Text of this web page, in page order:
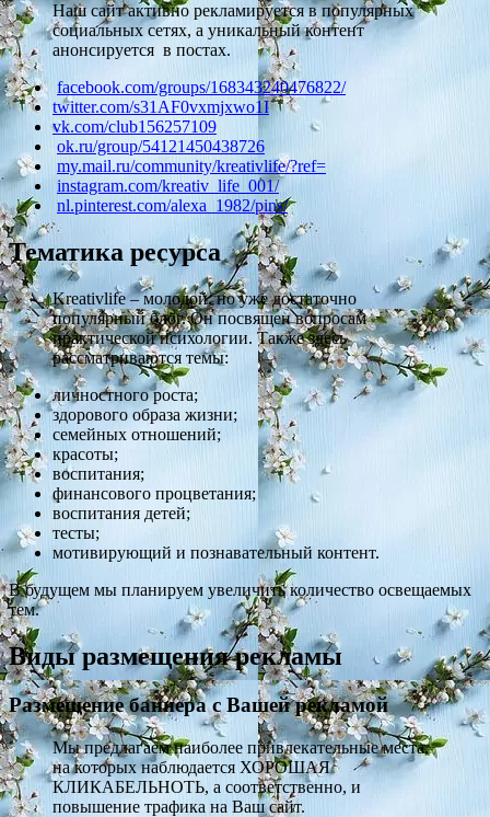
Наш сайт активно рекламируется в популярных
социальных сетях, а уникальный контент
анонсируется в постах.
facebook.com/groups/168343240476822/
twitter.com/s31AF0vxmjxwo1I
vk.com/club156257109
ok.ru/group/54121450438726
my.mail.ru/community/kreativlife/?ref=
instagram.com/kreativ_life_001/
nl.pinterest.com/alexa_1982/pins/
Тематика ресурса
Kreativlife – молодой, но уже достаточно
популярный блог. Он посвящен вопросам
практической психологии. Также здесь
рассматриваются темы:
личностного роста;
здорового образа жизни;
семейных отношений;
красоты;
воспитания;
финансового процветания;
воспитания детей;
тесты;
мотивирующий и познавательный контент.
В будущем мы планируем увеличить количество освещаемых
тем.
Виды размещения рекламы
Размещение баннера с Вашей рекламой
Мы предлагаем наиболее привлекательные места,
на которых наблюдается ХОРОШАЯ
КЛИКАБЕЛЬНОТЬ, а соответственно, и
повышение трафика на Ваш сайт.